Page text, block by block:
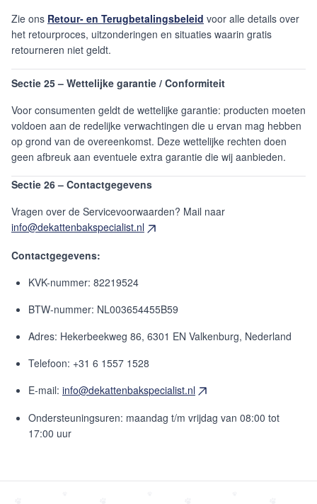
Zie ons Retour- en Terugbetalingsbeleid voor alle details over
het retourproces, uitzonderingen en situaties waarin gratis
retourneren niet geldt.
Sectie 25 – Wettelijke garantie / Conformiteit
Voor consumenten geldt de wettelijke garantie: producten moeten
voldoen aan de redelijke verwachtingen die u ervan mag hebben
op grond van de overeenkomst. Deze wettelijke rechten doen
geen afbreuk aan eventuele extra garantie die wij aanbieden.
Sectie 26 – Contactgegevens
Vragen over de Servicevoorwaarden? Mail naar
info@dekattenbakspecialist.nl
Contactgegevens:
KVK-nummer: 82219524
BTW-nummer: NL003654455B59
Adres: Hekerbeekweg 86, 6301 EN Valkenburg, Nederland
Telefoon: +31 6 1557 1528
E-mail: info@dekattenbakspecialist.nl
Ondersteuningsuren: maandag t/m vrijdag van 08:00 tot
17:00 uur